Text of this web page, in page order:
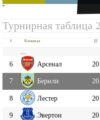
''
Турнирная таблица
# Команда И
6
Арсенал 20
7 Бернли 20
8 Лестер 20
9 Эвертон 20